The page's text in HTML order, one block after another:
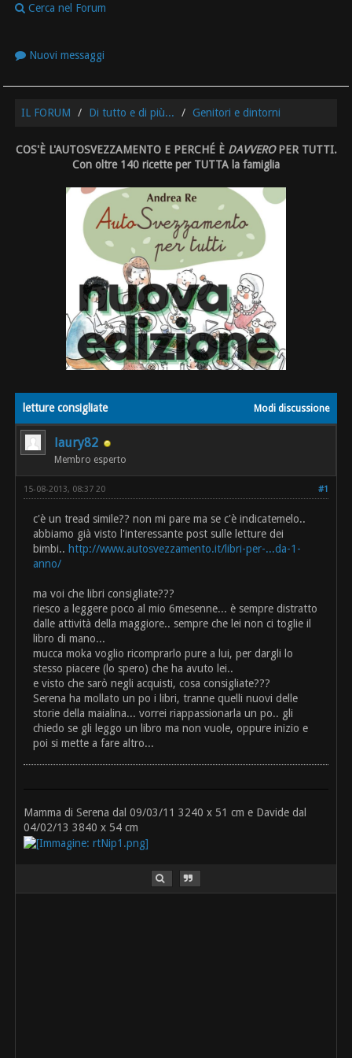
Cerca nel Forum
Nuovi messaggi
IL FORUM Di tutto e di più... Genitori e dintorni
COS'È L'AUTOSVEZZAMENTO E PERCHÉ È DAVVEROPER TUTTI.
Con oltre 140 ricette per TUTTA la famiglia
Modi discussione
letture consigliate
laury82
Membro esperto
#1
15-08-2013, 08:37 20
c'è un tread simile?? non mi pare ma se c'è indicatemelo..
abbiamo già visto l'interessante post sulle letture dei
bimbi.. http://www.autosvezzamento.it/libri-per-...da-1-
anno/
ma voi che libri consigliate???
riesco a leggere poco al mio 6mesenne... è sempre distratto
dalle attività della maggiore.. sempre che lei non ci toglie il
libro di mano...
mucca moka voglio ricomprarlo pure a lui, per dargli lo
stesso piacere (lo spero) che ha avuto lei..
e visto che sarò negli acquisti, cosa consigliate???
Serena ha mollato un po i libri, tranne quelli nuovi delle
storie della maialina... vorrei riappassionarla un po.. gli
chiedo se gli leggo un libro ma non vuole, oppure inizio e
poi si mette a fare altro...
Mamma di Serena dal 09/03/11 3240 x 51 cm e Davide dal
04/02/13 3840 x 54 cm